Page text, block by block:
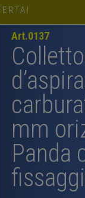
Art.0137
mm
Panda